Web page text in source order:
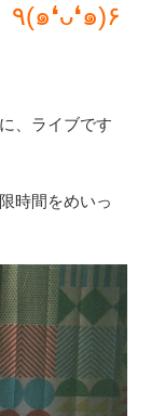
ネタをお話しています。』٩(๑❛ᴗ❛๑)۶
、ライブです
時間をめいっ